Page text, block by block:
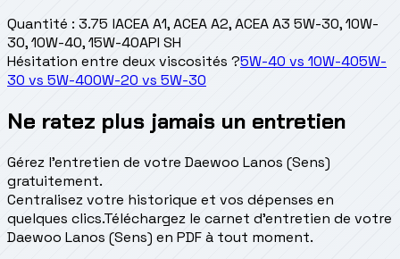
Quantité : 3.75 lACEA A1, ACEA A2, ACEA A3 5W-30, 10W-
30, 10W-40, 15W-40API SH
Hésitation entre deux viscosités ?5W-40 vs 10W-405W-
30 vs 5W-400W-20 vs 5W-30
Ne ratez plus jamais un entretien
Gérez l'entretien de votre Daewoo Lanos (Sens)
gratuitement.
Centralisez votre historique et vos dépenses en
quelques clics.Téléchargez le carnet d'entretien de votre
Daewoo Lanos (Sens) en PDF à tout moment.